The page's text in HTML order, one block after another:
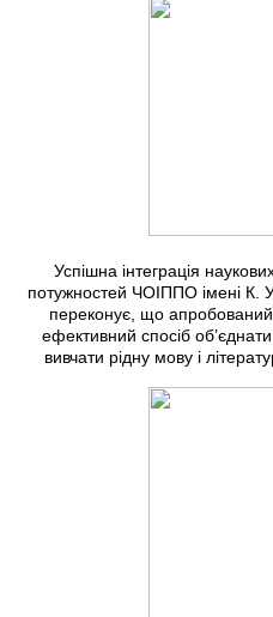
Успішна інтеграція
потужностей ЧОІППО імені К.
переконує, що
ефективний спосіб об’єднати
вивчати рідну мову і